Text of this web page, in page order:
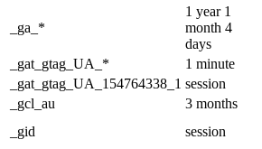
_ga_*
1 year 1
month 4
days
_gat_gtag_UA_* 1 minute
_gat_gtag_UA_154764338_1 session
_gcl_au
3 months
_gid
session